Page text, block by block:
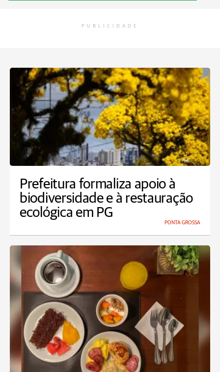
PUBLICIDADE
Prefeitura formaliza apoio à
biodiversidade e à restauração
ecológica em PG
PONTA GROSSA